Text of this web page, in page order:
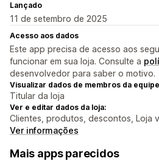
Lançado
11 de setembro de 2025
Acesso aos dados
Este app precisa de acesso aos
funcionar em sua loja. Consulte a
desenvolvedor para saber o motivo.
Visualizar dados de membros da
Titular da loja
Ver e editar dados da loja:
Clientes, produtos, descontos, Loja
Ver informações
Mais apps parecidos